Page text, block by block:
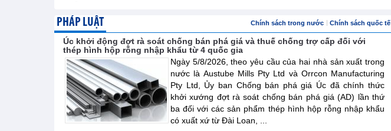
PHÁP LUẬT Chính sách trong nước Chính sách quốc tế
Úc khởi động đợt rà soát chống bán phá giá và thuế chống trợ cấp đối với
thép hình hộp rỗng nhập khẩu từ 4 quốc gia
Ngày 5/8/2026, theo yêu cầu của hai nhà sản xuất trong
nước là Austube Mills Pty Ltd và Orrcon Manufacturing
Pty Ltd, Ủy ban Chống bán phá giá Úc đã chính thức
khởi xướng đợt rà soát chống bán phá giá (AD) lần thứ
ba đối với các sản phẩm thép hình hộp rỗng nhập khẩu
có xuất xứ từ Đài Loan, ...